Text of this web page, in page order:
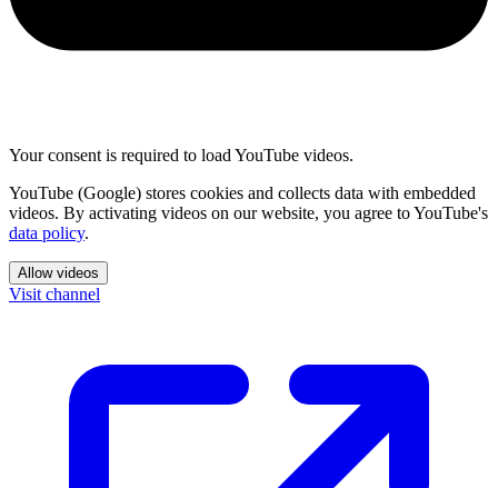
Your consent is required to load YouTube videos.
YouTube (Google) stores cookies and collects data with embedded
videos. By activating videos on our website, you agree to YouTube's
data policy.
Allow videos
Visit channel